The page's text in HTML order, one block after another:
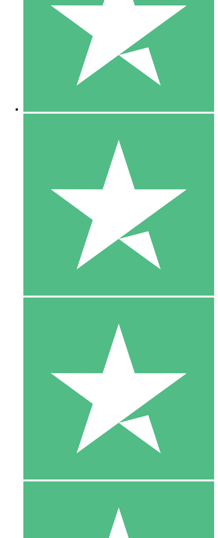
Paga a consumo con crediti di download. Nessun impegno
1 Download
10
US$1500
10 Download
20